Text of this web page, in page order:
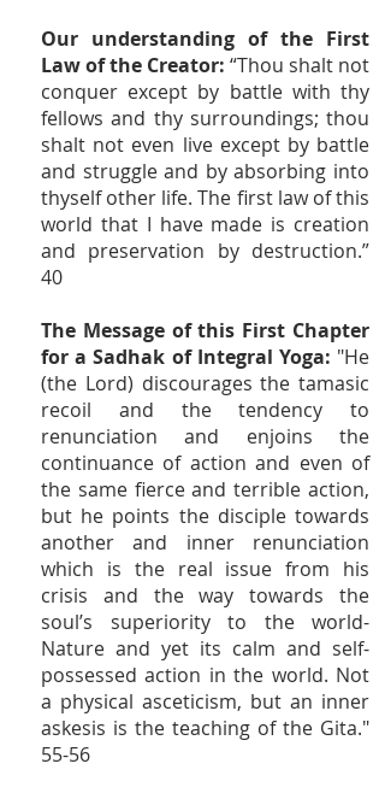
Our understanding of the First
Law of the Creator: “Thou shalt not
conquer except by battle with thy
fellows and thy surroundings; thou
shalt not even live except by battle
and struggle and by absorbing into
thyself other life. The first law of this
world that I have made is creation
and preservation by destruction.”
40
The Message of this First Chapter
for a Sadhak of Integral Yoga: "He
(the Lord) discourages the tamasic
recoil and the tendency to
renunciation and enjoins the
continuance of action and even of
the same fierce and terrible action,
but he points the disciple towards
another and inner renunciation
which is the real issue from his
crisis and the way towards the
soul’s superiority to the world-
Nature and yet its calm and self-
possessed action in the world. Not
a physical asceticism, but an inner
askesis is the teaching of the Gita."
55-56